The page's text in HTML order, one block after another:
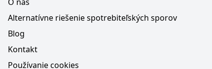
Alternatívne riešenie spotrebiteľských sporov
Blog
Kontakt
Používanie cookies